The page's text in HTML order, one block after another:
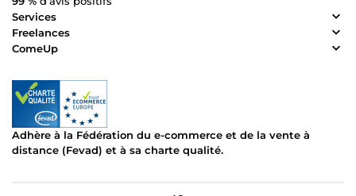
Services
Freelances
ComeUp
Adhère à la Fédération du e-commerce et de la vente à
distance (Fevad) et à sa charte qualité.